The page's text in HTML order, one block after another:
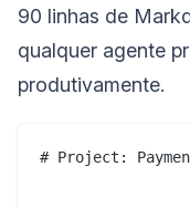
90 linhas de
qualquer agente
produtivamente.
# Project: